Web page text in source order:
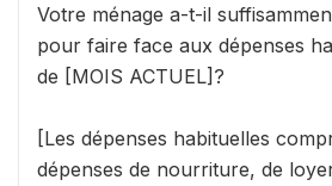
Votre ménage a-t-il
pour faire face aux dépenses
de [MOIS ACTUEL]?
[Les dépenses habituelles
dépenses de nourriture, de